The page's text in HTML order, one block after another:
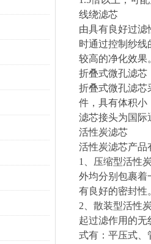
线绕滤芯
由具有良好过
时通过控制纱
较高的净化效果
折叠式微孔滤芯
折叠式微孔滤芯
件，具有体积小
滤芯接头为国际
活性炭滤芯
活性炭滤芯产品
1、压缩型活性
外均分别包裹着
有良好的密封性
2、散装型活性
起过滤作用的
式有：平压式、